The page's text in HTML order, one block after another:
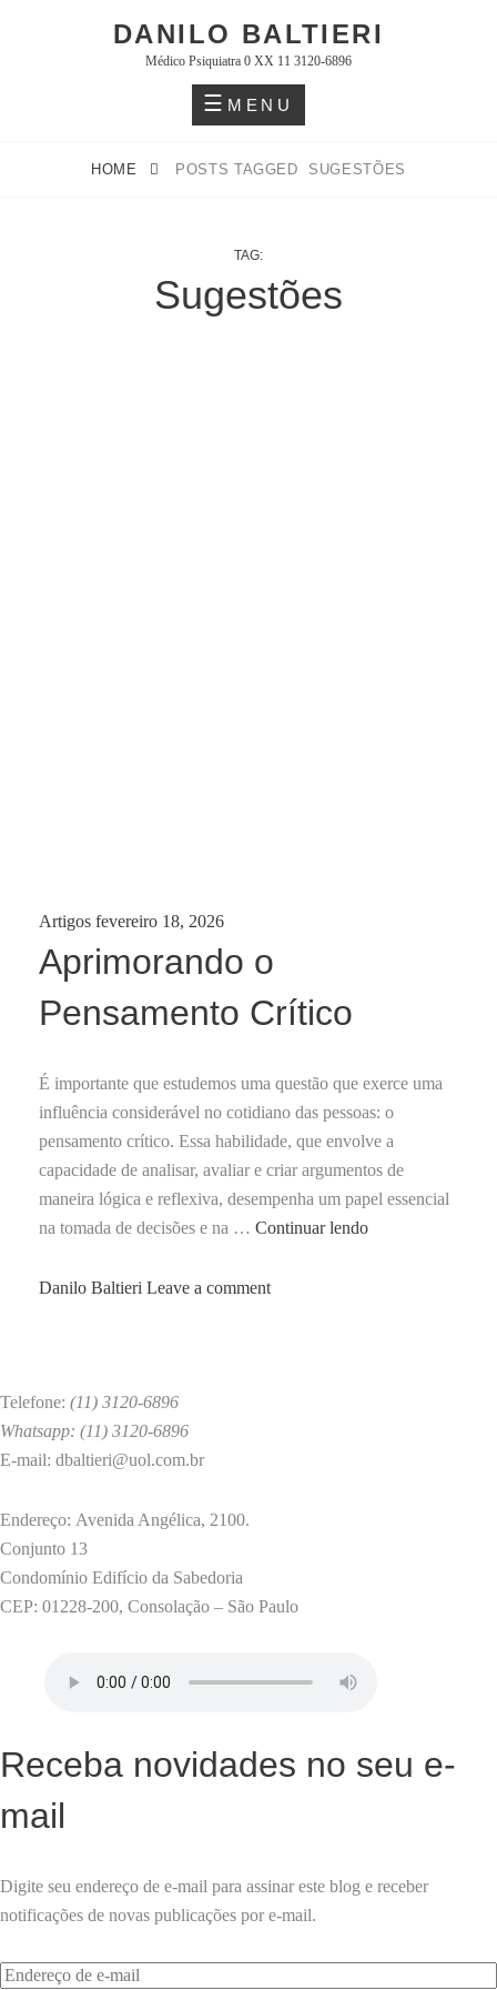
DANILO BALTIERI
Médico Psiquiatra 0 XX 11 3120-6896
MENU
HOME POSTS TAGGED SUGESTÕES
TAG:
Sugestões
Categories:
Artigos Posted
on
fevereiro 18, 2026
Aprimorando o
Pensamento Crítico
É importante que estudemos uma questão que exerce uma
influência considerável no cotidiano das pessoas: o
pensamento crítico. Essa habilidade, que envolve a
capacidade de analisar, avaliar e criar argumentos de
maneira lógica e reflexiva, desempenha um papel essencial
na tomada de decisões e na … Continuar lendoAprimorando
by
Danilo Baltieri Leave a comment
Telefone: (11) 3120-6896
Whatsapp: (11) 3120-6896
E-mail: dbaltieri@uol.com.br
Endereço: Avenida Angélica, 2100.
Conjunto 13
Condomínio Edifício da Sabedoria
CEP: 01228-200, Consolação – São Paulo
Receba novidades no seu e-
mail
Digite seu endereço de e-mail para assinar este blog e receber
notificações de novas publicações por e-mail.
Endereço